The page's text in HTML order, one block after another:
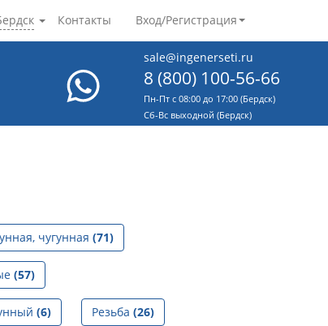
Контакты Вход/Регистрация
sale@ingenerseti.ru
8 (800) 100-56-66
Пн-Пт с 08:00 до 17:00 (Бердск)
Cб-Вс выходной (Бердск)
чугунная (71)
(57)
(6) Резьба (26)